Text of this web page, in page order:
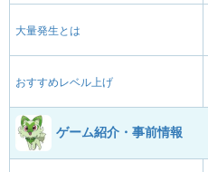
大量発生とは
おすすめレベル上げ
ゲーム紹介・事前情報